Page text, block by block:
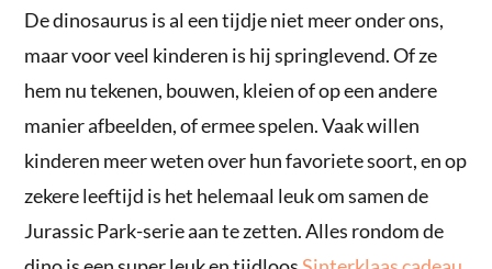
De dinosaurus is al een tijdje niet meer onder ons,
maar voor veel kinderen is hij springlevend. Of ze
hem nu tekenen, bouwen, kleien of op een andere
manier afbeelden, of ermee spelen. Vaak willen
kinderen meer weten over hun favoriete soort, en op
zekere leeftijd is het helemaal leuk om samen de
Jurassic Park-serie aan te zetten. Alles rondom de